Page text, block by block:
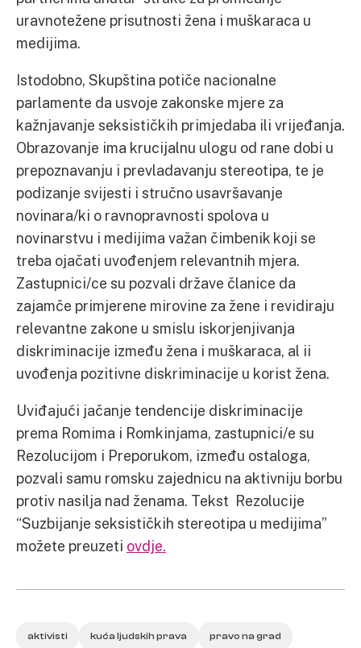
uravnotežene prisutnosti žena i muškaraca u
medijima.
Istodobno, Skupština potiče nacionalne
parlamente da usvoje zakonske mjere za
kažnjavanje seksističkih primjedaba ili vrijeđanja.
Obrazovanje ima krucijalnu ulogu od rane dobi u
prepoznavanju i prevladavanju stereotipa, te je
podizanje svijesti i stručno usavršavanje
novinara/ki o ravnopravnosti spolova u
novinarstvu i medijima važan čimbenik koji se
treba ojačati uvođenjem relevantnih mjera.
Zastupnici/ce su pozvali države članice da
zajamče primjerene mirovine za žene i revidiraju
relevantne zakone u smislu iskorjenjivanja
diskriminacije između žena i muškaraca, al ii
uvođenja pozitivne diskriminacije u korist žena.
Uviđajući jačanje tendencije diskriminacije
prema Romima i Romkinjama, zastupnici/e su
Rezolucijom i Preporukom, između ostaloga,
pozvali samu romsku zajednicu na aktivniju borbu
protiv nasilja nad ženama. Tekst Rezolucije
“Suzbijanje seksističkih stereotipa u medijima”
možete preuzeti ovdje.
aktivisti kuća ljudskih prava pravo na grad